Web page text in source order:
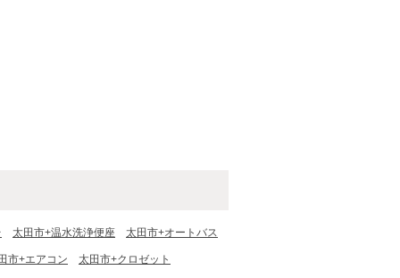
太田市+温水洗浄便座 太田市+オートバス
市+エアコン 太田市+クロゼット